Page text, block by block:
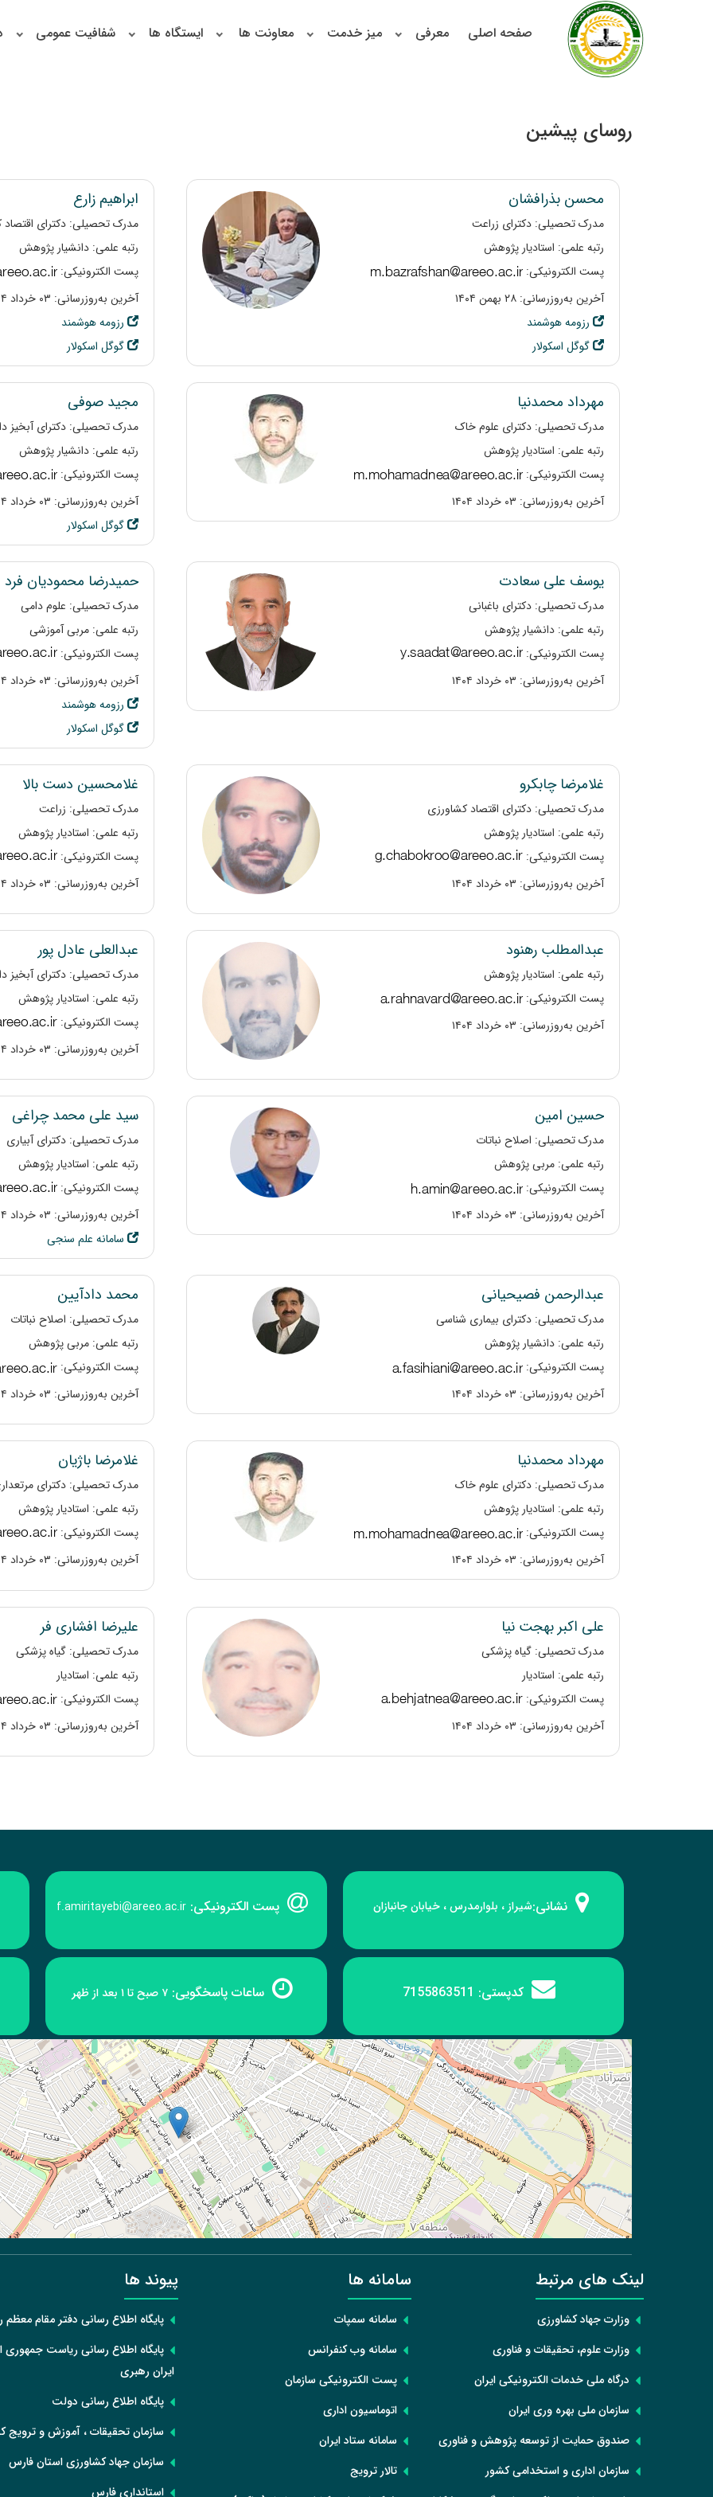
صفحه اصلی معرفی میز خدمت معاونت ها ایستگاه ها شفافیت عمومی
روسای پیشین
محسن بذرافشان
مدرک تحصیلی: دکترای زراعت
رتبه علمی: استادیار پژوهش
پست الکترونیکی:
آخرین به‌روزرسانی: ۲۸ بهمن ۱۴۰۴
رزومه هوشمند
گوگل اسکولار
ابراهیم زارع
مدرک تحصیلی: دکترای اقتصاد
رتبه علمی: دانشیار پژوهش
پست الکترونیکی:
آخرین به‌روزرسانی: ۰۳ خرداد ۱۴۰۴
رزومه هوشمند
گوگل اسکولار
مهرداد محمدنیا
مدرک تحصیلی: دکترای علوم خاک
رتبه علمی: استادیار پژوهش
پست الکترونیکی:
آخرین به‌روزرسانی: ۰۳ خرداد ۱۴۰۴
مجید صوفی
مدرک تحصیلی: دکترای آبخیز
رتبه علمی: دانشیار پژوهش
پست الکترونیکی:
آخرین به‌روزرسانی: ۰۳ خرداد ۱۴۰۴
گوگل اسکولار
یوسف علی سعادت
مدرک تحصیلی: دکترای باغبانی
رتبه علمی: دانشیار پژوهش
پست الکترونیکی:
آخرین به‌روزرسانی: ۰۳ خرداد ۱۴۰۴
حمیدرضا محمودیان فرد
مدرک تحصیلی: علوم دامی
رتبه علمی: مربی آموزشی
پست الکترونیکی:
آخرین به‌روزرسانی: ۰۳ خرداد ۱۴۰۴
رزومه هوشمند
گوگل اسکولار
غلامرضا چابکرو
مدرک تحصیلی: دکترای اقتصاد کشاورزی
رتبه علمی: استادیار پژوهش
پست الکترونیکی:
آخرین به‌روزرسانی: ۰۳ خرداد ۱۴۰۴
غلامحسین دست بالا
مدرک تحصیلی: زراعت
رتبه علمی: استادیار پژوهش
پست الکترونیکی:
آخرین به‌روزرسانی: ۰۳ خرداد ۱۴۰۴
عبدالمطلب رهنود
رتبه علمی: استادیار پژوهش
پست الکترونیکی:
آخرین به‌روزرسانی: ۰۳ خرداد ۱۴۰۴
عبدالعلی عادل پور
مدرک تحصیلی: دکترای آبخیز
رتبه علمی: استادیار پژوهش
پست الکترونیکی:
آخرین به‌روزرسانی: ۰۳ خرداد ۱۴۰۴
حسین امین
مدرک تحصیلی: اصلاح نباتات
رتبه علمی: مربی پژوهش
پست الکترونیکی:
آخرین به‌روزرسانی: ۰۳ خرداد ۱۴۰۴
سید علی محمد چراغی
مدرک تحصیلی: دکترای آبیاری
رتبه علمی: استادیار پژوهش
پست الکترونیکی:
آخرین به‌روزرسانی: ۰۳ خرداد ۱۴۰۴
سامانه علم سنجی
عبدالرحمن فصیحیانی
مدرک تحصیلی: دکترای بیماری شناسی
رتبه علمی: دانشیار پژوهش
پست الکترونیکی:
آخرین به‌روزرسانی: ۰۳ خرداد ۱۴۰۴
محمد دادآیین
مدرک تحصیلی: اصلاح نباتات
رتبه علمی: مربی پژوهش
پست الکترونیکی:
آخرین به‌روزرسانی: ۰۳ خرداد ۱۴۰۴
مهرداد محمدنیا
مدرک تحصیلی: دکترای علوم خاک
رتبه علمی: استادیار پژوهش
پست الکترونیکی:
آخرین به‌روزرسانی: ۰۳ خرداد ۱۴۰۴
غلامرضا باژیان
مدرک تحصیلی: دکترای
رتبه علمی: استادیار پژوهش
پست الکترونیکی:
آخرین به‌روزرسانی: ۰۳ خرداد ۱۴۰۴
علی اکبر بهجت نیا
مدرک تحصیلی: گیاه پزشکی
رتبه علمی: استادیار
پست الکترونیکی:
آخرین به‌روزرسانی: ۰۳ خرداد ۱۴۰۴
علیرضا افشاری فر
مدرک تحصیلی: گیاه پزشکی
رتبه علمی: استادیار
پست الکترونیکی:
آخرین به‌روزرسانی: ۰۳ خرداد ۱۴۰۴
نشانی:شیراز ، بلوارمدرس ، خیابان جانبازان پست الکترونیکی:f.amiritayebi@areeo.ac.ir
کدپستی: 7155863511 ساعات پاسخگویی:۷ صبح تا ۱ بعد از ظهر
لینک های مرتبط
وزارت جهاد کشاورزی
وزارت علوم، تحقیقات و فناوری
درگاه ملی خدمات الکترونیکی ایران
سازمان ملی بهره وری ایران
صندوق حمایت از توسعه پژوهش و فناوری
سازمان اداری و استخدامی کشور
سامانه ها
سامانه سمپات
سامانه وب کنفرانس
پست الکترونیکی سازمان
اتوماسیون اداری
سامانه ستاد ایران
تالار ترویج
پیوند ها
پایگاه اطلاع رسانی دفتر مقام
پایگاه اطلاع رسانی ریاست جمهوری
ایران رهبری
پایگاه اطلاع رسانی دولت
سازمان تحقیقات ، آموزش و ترویج
سازمان جهاد کشاورزی استان فارس
استانداری فارس